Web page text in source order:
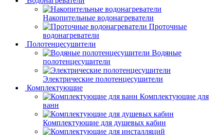
Накопительные водонагреватели
Проточные
водонагреватели
Полотенцесушители
Водяные
полотенцесушители
Электрические полотенцесушители
Комплектующие
Комплектующие для
ванн
Комплектующие для душевых кабин